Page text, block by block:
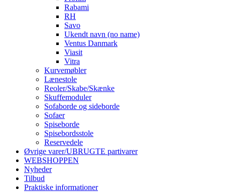
Rabami
RH
Savo
Ukendt navn (no name)
Ventus Danmark
Viasit
Vitra
Kurvemøbler
Lænestole
Reoler/Skabe/Skænke
Skuffemoduler
Sofaborde og sideborde
Sofaer
Spiseborde
Spisebordsstole
Reservedele
Øvrige varer/UBRUGTE partivarer
WEBSHOPPEN
Nyheder
Tilbud
Praktiske informationer